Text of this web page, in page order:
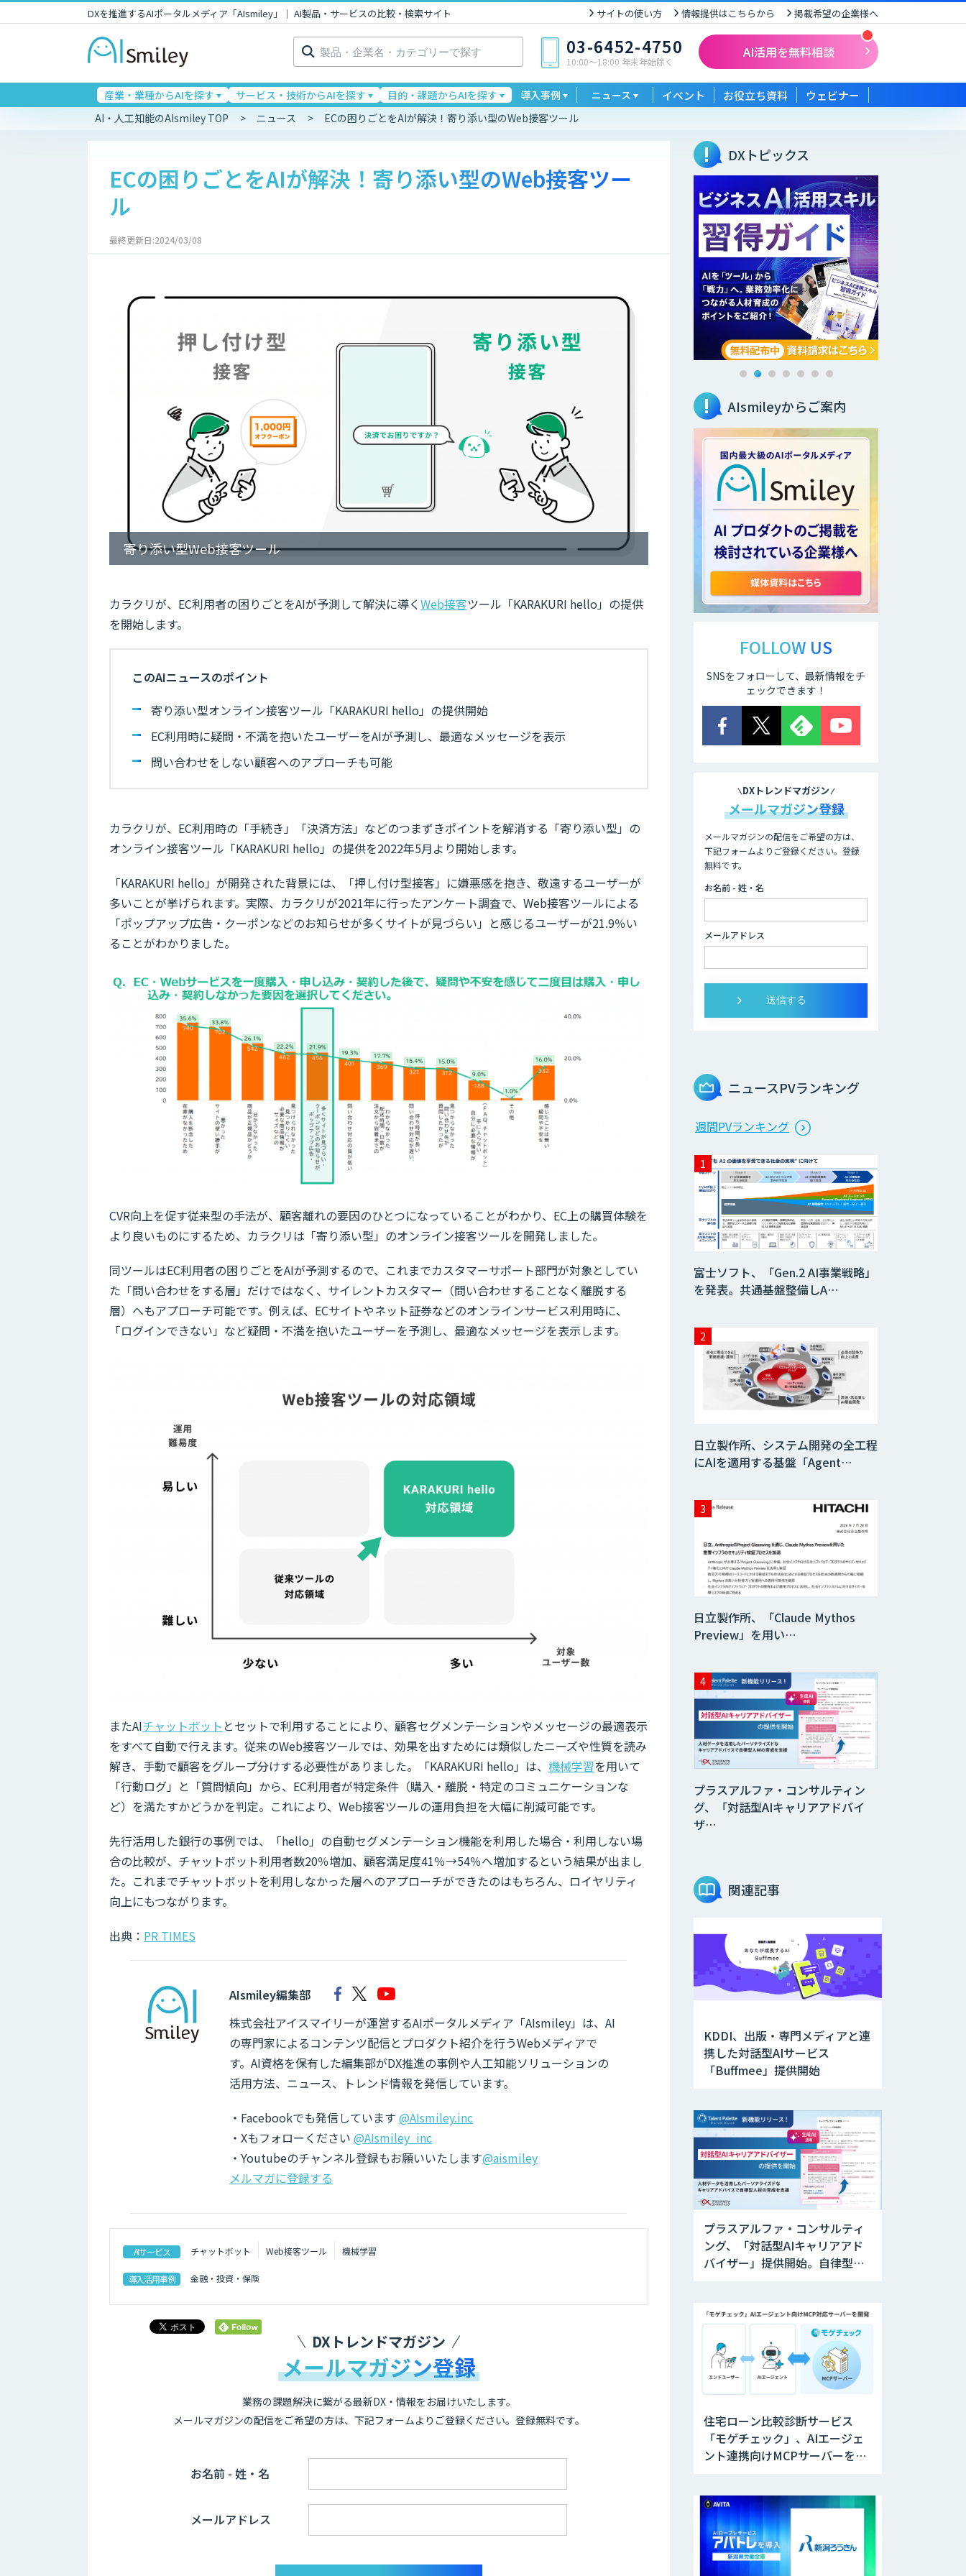
DXを推進するAIポータルメディア「AIsmiley」｜ AI製品・サービスの比較・検索サイト サイトの使い方 情報提供はこちらから 掲載希望の企業様へ
検
索: 03-6452-4750
10:00〜18:00 年末年始除く
AI活用を無料相談
産業・業種からAIを探す サービス・技術からAIを探す 目的・課題からAIを探す 導入事例 ニュース イベント お役立ち資料 ウェビナー
AI・人工知能のAIsmiley TOP ニュース ECの困りごとをAIが解決！寄り添い型のWeb接客ツール
ECの困りごとをAIが解決！寄り添い型のWeb接客ツー
ル
最終更新日:2024/03/08
寄り添い型Web接客ツール
カラクリが、EC利用者の困りごとをAIが予測して解決に導くWeb接客ツール「KARAKURI hello」の提供
を開始します。
このAIニュースのポイント
寄り添い型オンライン接客ツール「KARAKURI hello」の提供開始
EC利用時に疑問・不満を抱いたユーザーをAIが予測し、最適なメッセージを表示
問い合わせをしない顧客へのアプローチも可能
カラクリが、EC利用時の「手続き」「決済方法」などのつまずきポイントを解消する「寄り添い型」の
オンライン接客ツール「KARAKURI hello」の提供を2022年5月より開始します。
「KARAKURI hello」が開発された背景には、「押し付け型接客」に嫌悪感を抱き、敬遠するユーザーが
多いことが挙げられます。実際、カラクリが2021年に行ったアンケート調査で、Web接客ツールによる
「ポップアップ広告・クーポンなどのお知らせが多くサイトが見づらい」と感じるユーザーが21.9％い
ることがわかりました。
CVR向上を促す従来型の手法が、顧客離れの要因のひとつになっていることがわかり、EC上の購買体験を
より良いものにするため、カラクリは「寄り添い型」のオンライン接客ツールを開発しました。
同ツールはEC利用者の困りごとをAIが予測するので、これまでカスタマーサポート部門が対象としてい
た「問い合わせをする層」だけではなく、サイレントカスタマー（問い合わせすることなく離脱する
層）へもアプローチ可能です。例えば、ECサイトやネット証券などのオンラインサービス利用時に、
「ログインできない」など疑問・不満を抱いたユーザーを予測し、最適なメッセージを表示します。
またAIチャットボット とセットで利用することにより、顧客セグメンテーションやメッセージの最適表示
をすべて自動で行えます。従来のWeb接客ツールでは、効果を出すためには類似したニーズや性質を読み
解き、手動で顧客をグループ分けする必要性がありました。「KARAKURI hello」は、 機械学習を用いて
「行動ログ」と「質問傾向」から、EC利用者が特定条件（購入・離脱・特定のコミュニケーションな
ど）を満たすかどうかを判定。これにより、Web接客ツールの運用負担を大幅に削減可能です。
先行活用した銀行の事例では、「hello」の自動セグメンテーション機能を利用した場合・利用しない場
合の比較が、チャットボット利用者数20％増加、顧客満足度41％→54％へ増加するという結果が出まし
た。これまでチャットボットを利用しなかった層へのアプローチができたのはもちろん、ロイヤリティ
向上にもつながります。
出典： PR TIMES
AIsmiley編集部
株式会社アイスマイリーが運営するAIポータルメディア「AIsmiley」は、AI
の専門家によるコンテンツ配信とプロダクト紹介を行うWebメディアで
す。AI資格を保有した編集部がDX推進の事例や人工知能ソリューションの
活用方法、ニュース、トレンド情報を発信しています。
・Facebookでも発信しています @AIsmiley.inc
・Xもフォローください @AIsmiley_inc
・Youtubeのチャンネル登録もお願いいたします@aismiley
メルマガに登録する
AIサービス チャットボット Web接客ツール 機械学習
導入活用事例 金融・投資・保険
DXトレンドマガジン
メールマガジン登録
業務の課題解決に繋がる最新DX・情報をお届けいたします。
メールマガジンの配信をご希望の方は、下記フォームよりご登録ください。登録無料です。
お名前 - 姓・名
メールアドレス
DXトピックス
AIsmileyからご案内
FOLLOW US
SNSをフォローして、最新情報をチ
ェックできます！
DXトレンドマガジン
メールマガジン登録
メールマガジンの配信をご希望の方は、
下記フォームよりご登録ください。登録
無料です。
お名前 - 姓・名
メールアドレス
ニュースPVランキング
週間PVランキング
富士ソフト、「Gen.2 AI事業戦略」
を発表。共通基盤整備しA…
日立製作所、システム開発の全工程
にAIを適用する基盤「Agent…
日立製作所、「Claude Mythos
Preview」を用い…
プラスアルファ・コンサルティン
グ、「対話型AIキャリアアドバイ
ザ…
関連記事
KDDI、出版・専門メディアと連
携した対話型AIサービス
「Buffmee」提供開始
プラスアルファ・コンサルティ
ング、「対話型AIキャリアアド
バイザー」提供開始。自律型人
住宅ローン比較診断サービス
「モゲチェック」、AIエージェ
ント連携向けMCPサーバーを公